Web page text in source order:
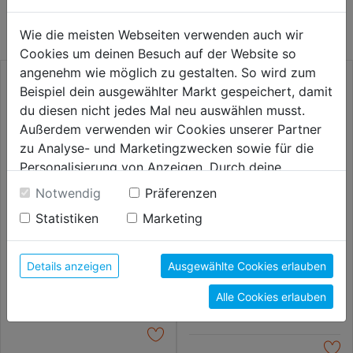
KATEGORIE
Meißelsatz SDS-plus 5tlg. Meißel SDS-max Spitz
20,99€
Wie die meisten Webseiten verwenden auch wir
Cookies um deinen Besuch auf der Website so
angenehm wie möglich zu gestalten. So wird zum
Beispiel dein ausgewählter Markt gespeichert, damit
du diesen nicht jedes Mal neu auswählen musst.
Außerdem verwenden wir Cookies unserer Partner
zu Analyse- und Marketingzwecken sowie für die
Personalisierung von Anzeigen. Durch deine
Einwilligung werden die Daten von Drittanbieter,
unter anderem auch in den USA, verarbeitet.
Durch Klick auf "Alle Cookies erlauben" stimmst du
der Verwendung aller Cookies zu. Unter "Details
anzeigen" findest du alle Infos zu den
unterschiedlichen Cookies, unter "Cookies
Konfigurieren" kannst du auswählen, welche Cookies
du zulassen möchtest und welche nicht.
Weitere Informationen findest du in unserer
Notwendig
Präferenzen
Statistiken
Marketing
Details anzeigen Ausgewählte Cookies erlauben
Alle Cookies erlauben